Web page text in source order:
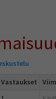
Vastaukset